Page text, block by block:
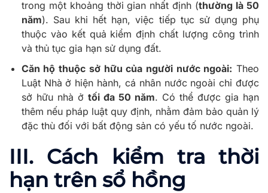
trong một khoảng thời gian nhất định (thường là 50
năm). Sau khi hết hạn, việc tiếp tục sử dụng phụ
thuộc vào kết quả kiểm định chất lượng công trình
và thủ tục gia hạn sử dụng đất.
Căn hộ thuộc sở hữu của người nước ngoài: Theo
Luật Nhà ở hiện hành, cá nhân nước ngoài chỉ được
sở hữu nhà ở tối đa 50 năm. Có thể được gia hạn
thêm nếu pháp luật quy định, nhằm đảm bảo quản lý
đặc thù đối với bất động sản có yếu tố nước ngoài.
III. Cách kiểm tra thời
hạn trên sổ hồng